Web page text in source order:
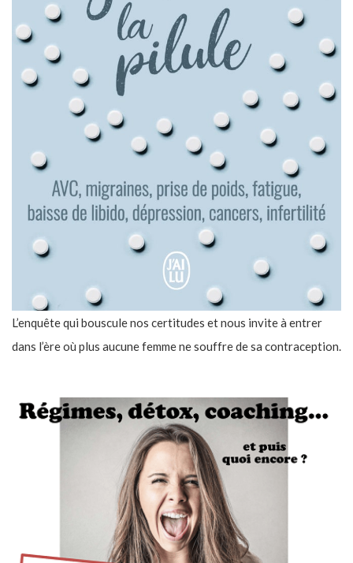
L’enquête qui bouscule nos certitudes et nous invite à entrer
dans l’ère où plus aucune femme ne souffre de sa contraception.